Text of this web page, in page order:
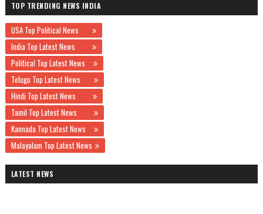
TOP TRENDING NEWS INDIA
USA Top Political News
India Top Latest News
Political Top Latest News
Telugu Top Latest News
Hindi Top Latest News
Tamil Top Latest News
Kannada Top Latest News
Malayalam Top Latest News
LATEST NEWS